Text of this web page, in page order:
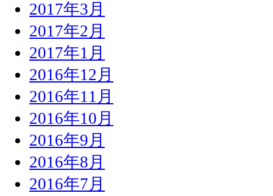
2017年3月
2017年2月
2017年1月
2016年12月
2016年11月
2016年10月
2016年9月
2016年8月
2016年7月